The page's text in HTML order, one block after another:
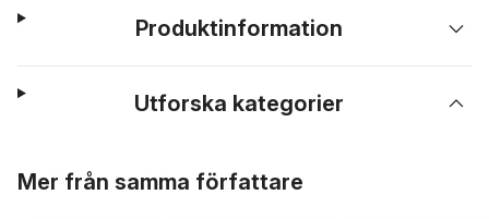
Produktinformation
Utforska kategorier
Mer från samma författare